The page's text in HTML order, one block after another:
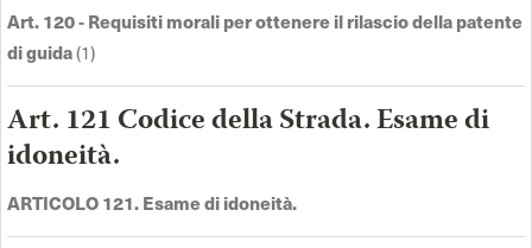
Art. 120 - Requisiti morali per ottenere il rilascio della patente
di guida(1)
Art. 121 Codice della Strada. Esame di
idoneità.
ARTICOLO 121. Esame di idoneità.